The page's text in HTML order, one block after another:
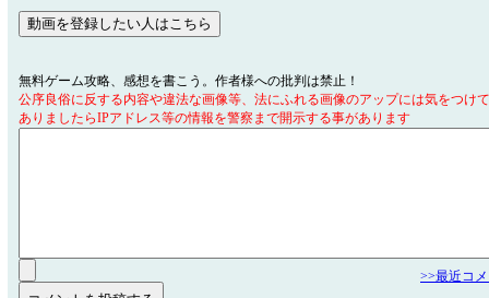
無料ゲーム攻略、感想を書こう。作者様への批判は禁止！
公序良俗に反する内容や違法な画像等、法にふれる画像のアップには気をつけ
ありましたらIPアドレス等の情報を警察まで開示する事があります
>>最近コ